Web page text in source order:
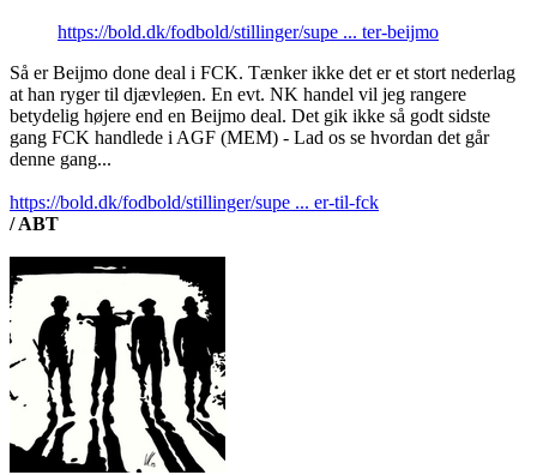
https://bold.dk/fodbold/stillinger/supe ... ter-beijmo
Så er Beijmo done deal i FCK. Tænker ikke det er et stort nederlag
at han ryger til djævleøen. En evt. NK handel vil jeg rangere
betydelig højere end en Beijmo deal. Det gik ikke så godt sidste
gang FCK handlede i AGF (MEM) - Lad os se hvordan det går
denne gang...
https://bold.dk/fodbold/stillinger/supe ... er-til-fck
/ ABT